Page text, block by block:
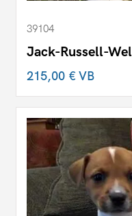
39104
Jack-Russell-
215,00 €VB